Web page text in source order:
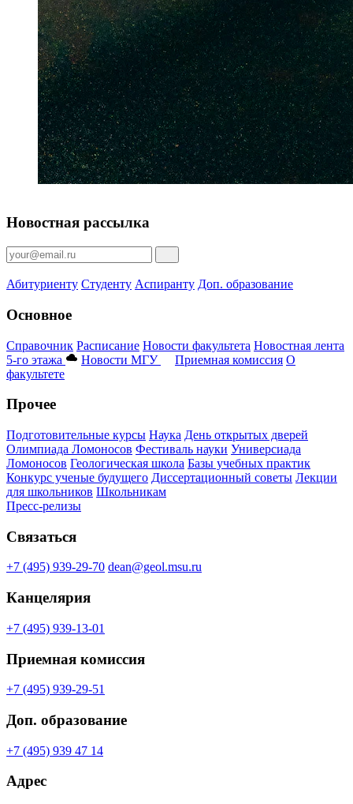
Новостная рассылка
Абитуриенту Студенту Аспиранту Доп. образование
Основное
Справочник Расписание Новости факультета Новостная лента
5-го этажа
Новости МГУ Приемная комиссия О
факультете
Прочее
Подготовительные курсы Наука День открытых дверей
Олимпиада Ломоносов Фестиваль науки Универсиада
Ломоносов Геологическая школа Базы учебных практик
Конкурс ученые будущего Диссертационный советы Лекции
для школьников Школьникам
Пресс-релизы
Связаться
+7 (495) 939-29-70 dean@geol.msu.ru
Канцелярия
+7 (495) 939-13-01
Приемная комиссия
+7 (495) 939-29-51
Доп. образование
+7 (495) 939 47 14
Адрес